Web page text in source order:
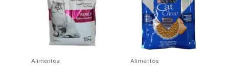
Alimentos Alimentos